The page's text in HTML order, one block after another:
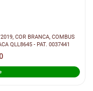
COR BRANCA, COMBUS
QLL8645 - PAT. 0037441